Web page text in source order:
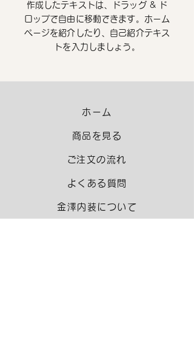
作成したテキストは、ドラッグ & ド
ロップで自由に移動できます。ホーム
ページを紹介したり、自己紹介テキス
トを入力しましょう。
ホーム
商品を見る
​ご注文の流れ
よくある質問
金澤内装について